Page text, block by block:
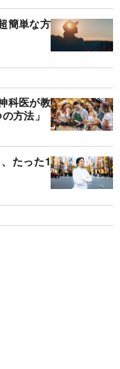
簡単な方
科医が教
方法」
たった1